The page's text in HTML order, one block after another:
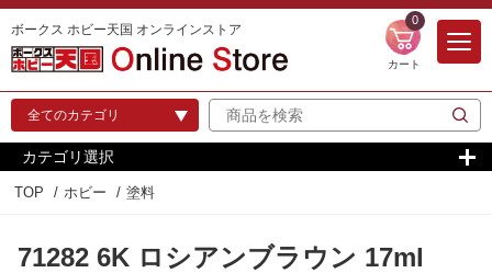
ボークス ホビー天国 オンラインストア
0
カート
カテゴリ選択
TOP ホビー 塗料
71282 6K ロシアンブラウン 17ml